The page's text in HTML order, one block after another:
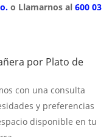
o Llamarnos al 600 03
por Plato de
con una consulta
y preferencias
disponible en tu